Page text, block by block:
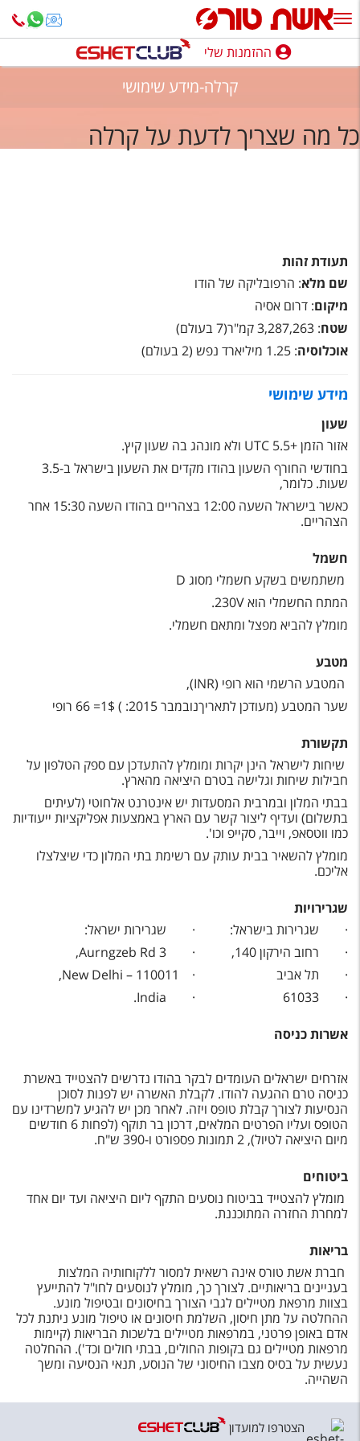
ההזמנות שלי
חופשה לפי סגנון
חבילות נופש
הרגע האחרון
חבילות בריאות וספא
מלונות בחו"ל
קרוז
טופס צור קשר
תקנון
עקבו אחרינו
ההזמנות שלי
קרלה-מידע שימושי
כל מה שצריך לדעת על קרלה
תעודת זהות
שם מלא: הרפובליקה של הודו
מיקום: דרום אסיה
שטח: 3,287,263 קמ"ר(7 בעולם)
אוכלוסיה: 1.25 מיליארד נפש (2 בעולם)
מידע שימושי
שעון
אזור הזמן +5.5
UTC ולא מונהג בה שעון קיץ.
בחודשי החורף השעון בהודו מקדים את השעון בישראל ב-3.5
שעות. כלומר,
כאשר בישראל השעה 12:00 בצהריים בהודו השעה 15:30 אחר
הצהריים.
חשמל
משתמשים בשקע חשמלי מסוג D
המתח החשמלי הוא 230V
.
מומלץ להביא מפצל ומתאם חשמלי.
מטבע
המטבע הרשמי הוא רופי (INR
),
שער המטבע (מעודכן לתאריךנובמבר 2015: ) 1$= 66 רופי
תקשורת
שיחות לישראל הינן יקרות ומומלץ להתעדכן עם ספק הטלפון על
חבילות שיחות וגלישה בטרם היציאה מהארץ.
בבתי המלון ובמרבית המסעדות יש אינטרנט אלחוטי (לעיתים
בתשלום) ועדיף ליצור קשר עם הארץ באמצעות אפליקציות ייעודיות
כמו ווטסאפ, וייבר, סקייפ וכו'.
מומלץ להשאיר בבית עותק עם רשימת בתי המלון כדי שיצלצלו
אליכם.
שגרירויות
·
שגרירות בישראל: ·
שגרירות ישראל:
·
רחוב הירקון 140,
·
תל אביב
·
61033
· Aurngzeb Rd 3,
· New Delhi – 110011,
· India.
אשרות כניסה
אזרחים ישראלים העומדים לבקר בהודו נדרשים להצטייד באשרת
כניסה טרם ההגעה להודו. לקבלת האשרה יש לפנות לסוכן
הנסיעות לצורך קבלת טופס ויזה. לאחר מכן יש להגיע למשרדינו עם
הטופס ועליו הפרטים המלאים, דרכון בר תוקף (לפחות 6 חודשים
מיום היציאה לטיול), 2 תמונות פספורט ו-390 ש"ח.
ביטוחים
מומלץ להצטייד בביטוח נוסעים התקף ליום היציאה ועד יום אחד
למחרת החזרה המתוכננת.
בריאות
חברת אשת טורס אינה רשאית למסור ללקוחותיה המלצות
בעניינים בריאותיים. לצורך כך, מומלץ לנוסעים לחו"ל להתייעץ
בצוות מרפאת מטיילים לגבי הצורך בחיסונים ובטיפול מונע.
ההחלטה על מתן חיסון, השלמת חיסונים או טיפול מונע ניתנת לכל
אדם באופן פרטני, במרפאות מטיילים בלשכות הבריאות (קיימות
מרפאות מטיילים גם בקופות החולים, בבתי חולים וכד'). ההחלטה
נעשית על בסיס מצבו החיסוני של הנוסע, תנאי הנסיעה ומשך
השהייה.
הצטרפו למועדון